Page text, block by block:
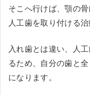
そこへ行けば、顎の
人工歯を取り付ける
入れ歯とは違い、人
るため、自分の歯と
になります。